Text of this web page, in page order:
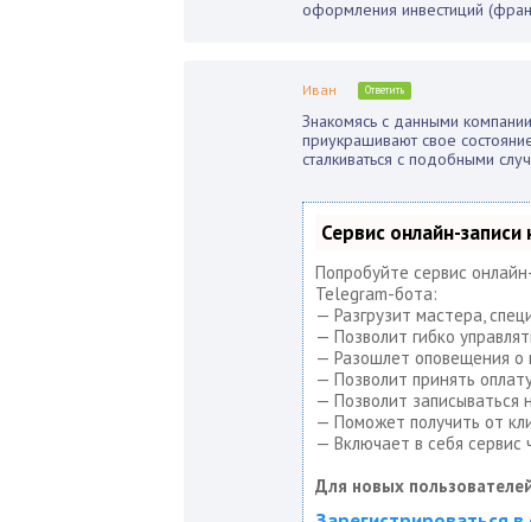
оформления инвестиций
Иван Ответить
Знакомясь с данными
приукрашивают свое
сталкиваться с подобными
Сервис онлайн-
Попробуйте сервис
Telegram-бота:
— Разгрузит мастера,
— Позволит гибко
— Разошлет оповещения о
— Позволит принять
— Позволит записываться
— Поможет получить от
— Включает в себя сервис
Для новых